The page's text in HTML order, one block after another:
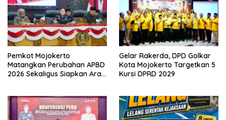
Pemkot Mojokerto
Matangkan Perubahan APBD
2026 Sekaligus Siapkan Arah
Gelar Rakerda, DPD Golkar
Kota Mojokerto Targetkan 5
Kursi DPRD 2029